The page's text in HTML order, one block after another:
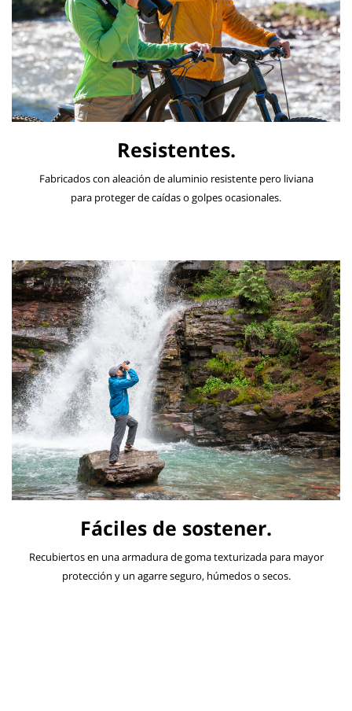
Resistentes.
Fabricados con aleación de aluminio resistente pero liviana
para proteger de caídas o golpes ocasionales.
Fáciles de sostener.
Recubiertos en una armadura de goma texturizada para mayor
protección y un agarre seguro, húmedos o secos.